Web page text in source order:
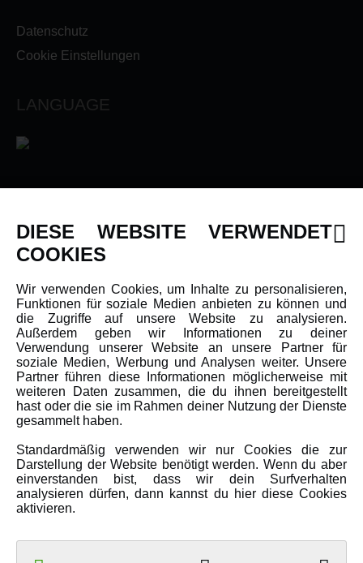
Datenschutz
Cookie Einstellungen
LANGUAGE
Newsletter
Karriere
Amewi Kataloge
MEHR VON AMEWI
AMXRacing - Qualitäts RC-Zubehör
Malinos - Die kreative Seite von Amewi
Werden Sie Amewi Händler
Amewi B2B-Shop
DIESE WEBSITE VERWENDET
COOKIES
Wir verwenden Cookies, um Inhalte zu personalisieren,
Funktionen für soziale Medien anbieten zu können und
die Zugriffe auf unsere Website zu analysieren.
Außerdem geben wir Informationen zu deiner
Verwendung unserer Website an unsere Partner für
soziale Medien, Werbung und Analysen weiter. Unsere
Partner führen diese Informationen möglicherweise mit
weiteren Daten zusammen, die du ihnen bereitgestellt
hast oder die sie im Rahmen deiner Nutzung der Dienste
gesammelt haben.
Standardmäßig verwenden wir nur Cookies die zur
Darstellung der Website benötigt werden. Wenn du aber
einverstanden bist, dass wir dein Surfverhalten
analysieren dürfen, dann kannst du hier diese Cookies
aktivieren.